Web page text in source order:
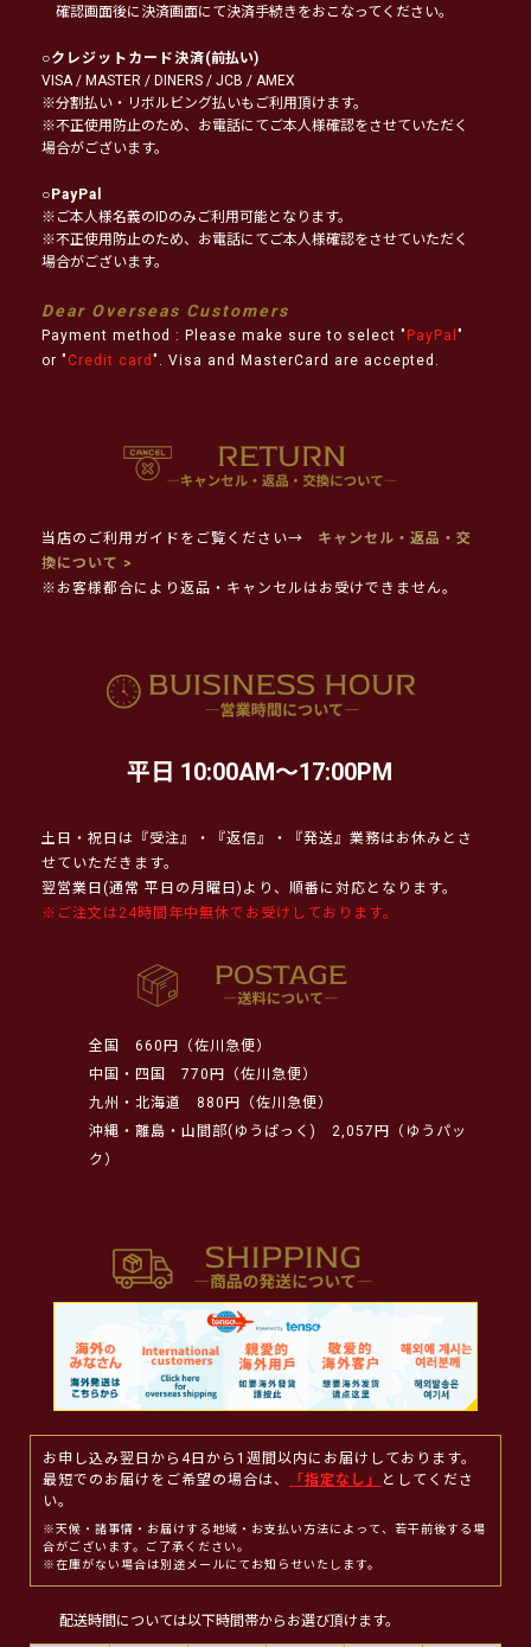
確認画面後に決済画面にて決済手続きをおこなってください。
○クレジットカード決済(前払い)
VISA / MASTER / DINERS / JCB / AMEX
※分割払い・リボルビング払いもご利用頂けます。
※不正使用防止のため、お電話にてご本人様確認をさせていただく
場合がございます。
○PayPal
※ご本人様名義のIDのみご利用可能となります。
※不正使用防止のため、お電話にてご本人様確認をさせていただく
場合がございます。
Dear Overseas Customers
Payment method : Please make sure to select " PayPal "
or " Credit card ". Visa and MasterCard are accepted.
当店のご利用ガイドをご覧ください→
キャンセル・返品・交
換について >
※お客様都合により返品・キャンセルはお受けできません。
平日 10:00AM～17:00PM
土日・祝日は『受注』・『返信』・『発送』業務はお休みとさ
せていただきます。
翌営業日(通常 平日の月曜日)より、順番に対応となります。
※ご注文は24時間年中無休でお受けしております。
全国
660円（佐川急便）
中国・四国
770円（佐川急便）
九州・北海道
880円（佐川急便）
沖縄・離島・山間部(ゆうぱっく)
2,057円（ゆうパッ
ク）
お申し込み翌日から4日から1週間以内にお届けしております。
最短でのお届けをご希望の場合は、
「指定なし」
としてくださ
い。
※天候・諸事情・お届けする地域・お支払い方法によって、若干前後する場
合がございます。ご了承ください。
※在庫がない場合は別途メールにてお知らせいたします。
配送時間については以下時間帯からお選び頂けます。